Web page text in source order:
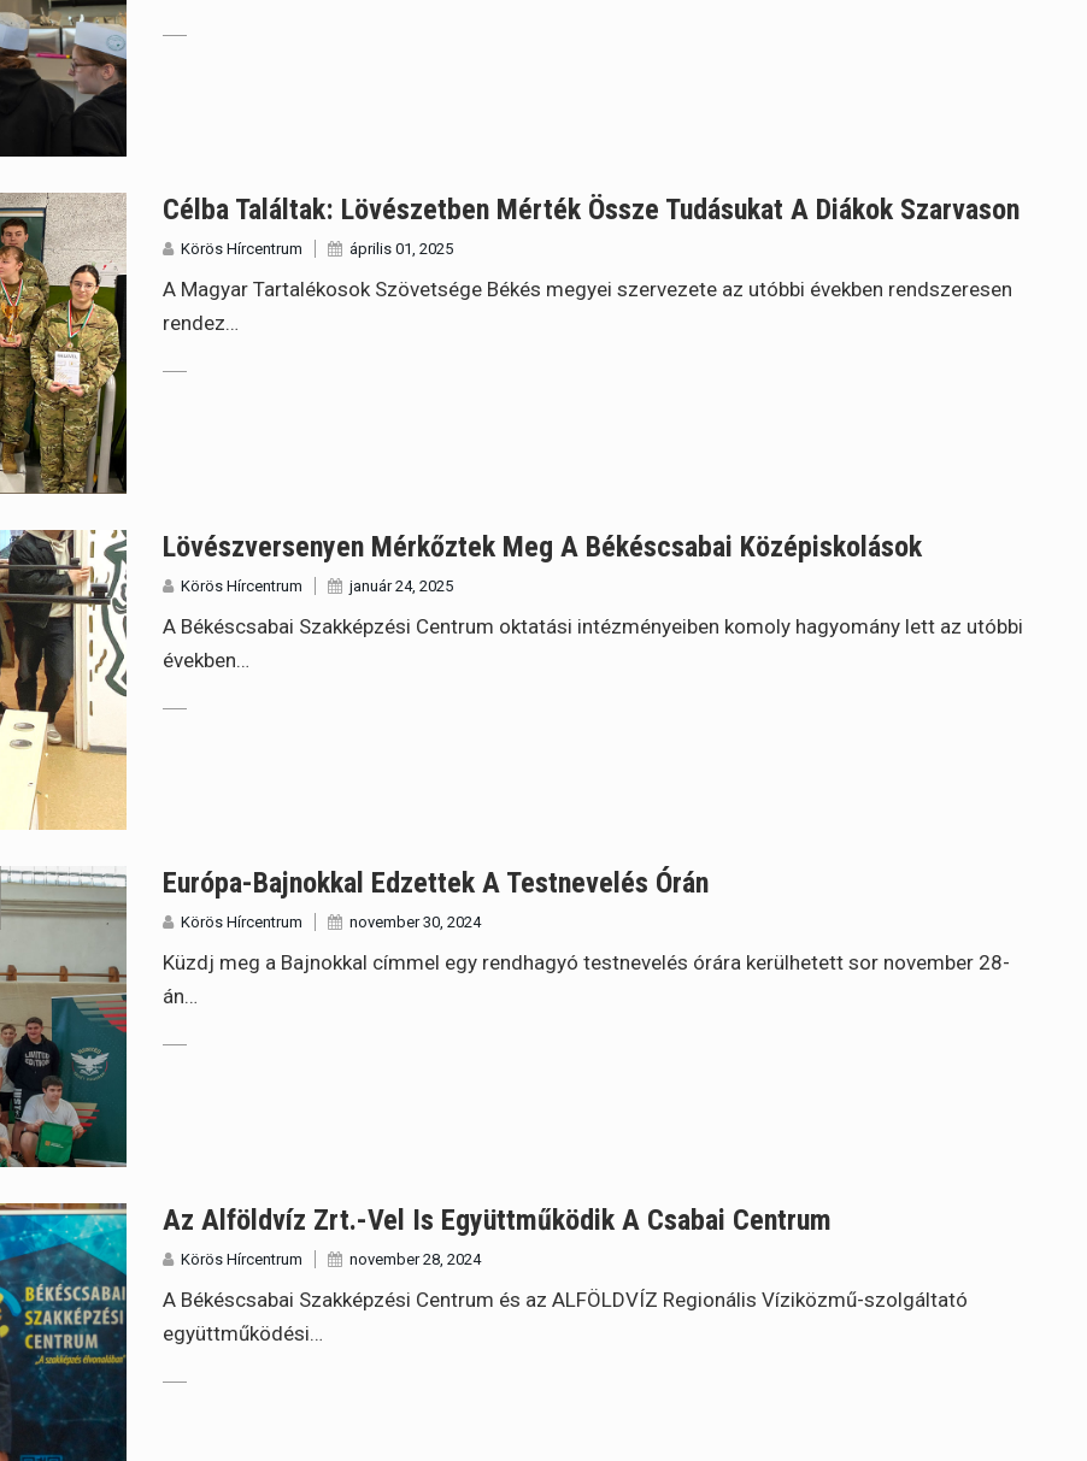
Célba Találtak: Lövészetben Mérték Össze Tudásukat A Diákok Szarvason
Körös Hírcentrum április 01, 2025
A Magyar Tartalékosok Szövetsége Békés megyei szervezete az utóbbi években rendszeresen
rendez…
Lövészversenyen Mérkőztek Meg A Békéscsabai Középiskolások
Körös Hírcentrum január 24, 2025
A Békéscsabai Szakképzési Centrum oktatási intézményeiben komoly hagyomány lett az utóbbi
években…
Európa-Bajnokkal Edzettek A Testnevelés Órán
Körös Hírcentrum november 30, 2024
Küzdj meg a Bajnokkal címmel egy rendhagyó testnevelés órára kerülhetett sor november 28-
án…
Az Alföldvíz Zrt.-Vel Is Együttműködik A Csabai Centrum
Körös Hírcentrum november 28, 2024
A Békéscsabai Szakképzési Centrum és az ALFÖLDVÍZ Regionális Víziközmű-szolgáltató
együttműködési…